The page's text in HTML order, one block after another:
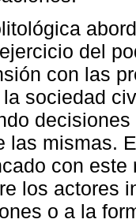
del
con las
sociedad
las mismas.
con
los actores
o a la